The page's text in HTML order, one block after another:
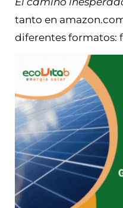
tanto en
diferentes formatos: